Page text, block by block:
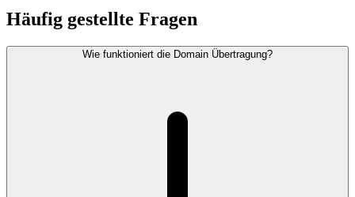
Häufig gestellte Fragen
Wie funktioniert die Domain Übertragung?